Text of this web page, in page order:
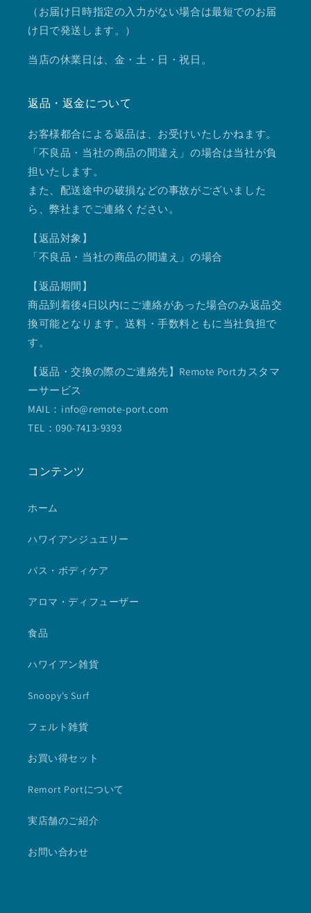
（お届け日時指定の入力がない場合は最短でのお届
け日で発送します。）
当店の休業日は、金・土・日・祝日。
返品・返金について
お客様都合による返品は、お受けいたしかねます。
「不良品・当社の商品の間違え」の場合は当社が負
担いたします。
また、配送途中の破損などの事故がございました
ら、弊社までご連絡ください。
【返品対象】
「不良品・当社の商品の間違え」の場合
【返品期間】
商品到着後4日以内にご連絡があった場合のみ返品交
換可能となります。送料・手数料ともに当社負担で
す。
【返品・交換の際のご連絡先】Remote Portカスタマ
ーサービス
MAIL：info@remote-port.com
TEL：090-7413-9393
コンテンツ
ホーム
ハワイアンジュエリー
バス・ボディケア
アロマ・ディフューザー
食品
ハワイアン雑貨
Snoopy's Surf
フェルト雑貨
お買い得セット
Remort Portについて
実店舗のご紹介
お問い合わせ